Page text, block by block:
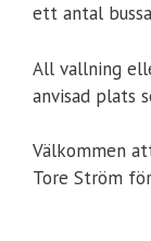
ett antal
All vallning
anvisad plats
Välkommen
Tore Ström